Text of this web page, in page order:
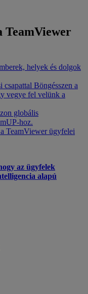
TeamViewer
helyek és dolgok
csapattal Böngésszen a
vegye fel velünk a
globális
hoz.
TeamViewer ügyfelei
az ügyfelek
alapú